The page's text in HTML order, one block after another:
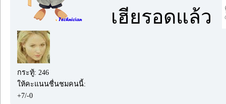
กระทู้: 246
ให้คะแนนชื่นชมคนนี้:
+7/-0
เฮียรอดแล้ว